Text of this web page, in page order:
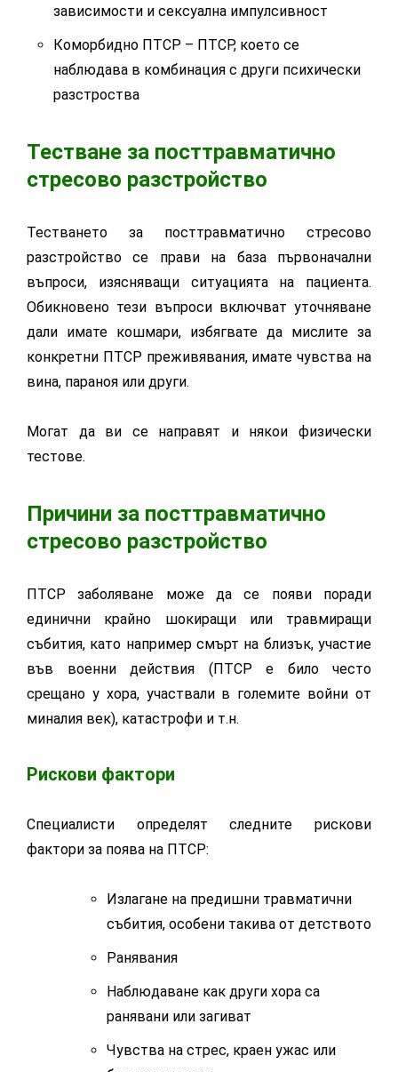
зависимости и сексуална импулсивност
Коморбидно ПТСР – ПТСР, което се
наблюдава в комбинация с други психически
разстроства
Тестване за посттравматично
стресово разстройство
Тестването за посттравматично стресово
разстройство се прави на база първоначални
въпроси, изясняващи ситуацията на пациента.
Обикновено тези въпроси включват уточняване
дали имате кошмари, избягвате да мислите за
конкретни ПТСР преживявания, имате чувства на
вина, параноя или други.
Могат да ви се направят и някои физически
тестове.
Причини за посттравматично
стресово разстройство
ПТСР заболяване може да се появи поради
единични крайно шокиращи или травмиращи
събития, като например смърт на близък, участие
във военни действия (ПТСР е било често
срещано у хора, участвали в големите войни от
миналия век), катастрофи и т.н.
Рискови фактори
Специалисти определят следните рискови
фактори за поява на ПТСР:
Излагане на предишни травматични
събития, особени такива от детството
Ранявания
Наблюдаване как други хора са
ранявани или загиват
Чувства на стрес, краен ужас или